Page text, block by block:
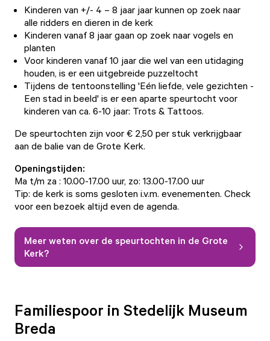
Kinderen van +/- 4 – 8 jaar jaar kunnen op zoek naar
alle ridders en dieren in de kerk
Kinderen vanaf 8 jaar gaan op zoek naar vogels en
planten
Voor kinderen vanaf 10 jaar die wel van een utidaging
houden, is er een uitgebreide puzzeltocht
Tijdens de tentoonstelling 'Eén liefde, vele gezichten -
Een stad in beeld' is er een aparte speurtocht voor
kinderen van ca. 6-10 jaar: Trots & Tattoos.
De speurtochten zijn voor € 2,50 per stuk verkrijgbaar
aan de balie van de Grote Kerk.
Openingstijden:
Ma t/m za : 10.00-17.00 uur, zo: 13.00-17.00 uur
Tip: de kerk is soms gesloten i.v.m. evenementen. Check
voor een bezoek altijd even de agenda.
Meer weten over de speurtochten in de Grote
Kerk?
Familiespoor in Stedelijk Museum
Breda